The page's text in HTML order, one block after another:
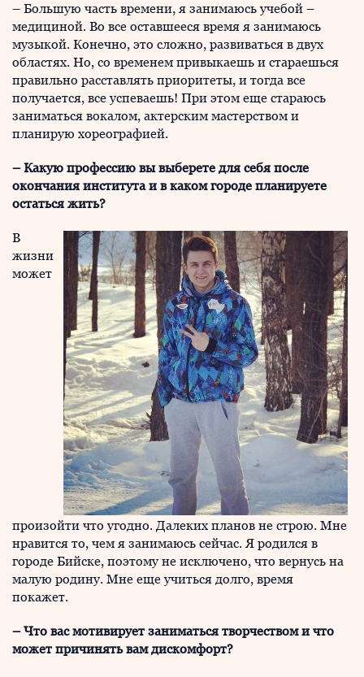
– Большую часть времени, я занимаюсь учебой –
медициной. Во все оставшееся время я занимаюсь
музыкой. Конечно, это сложно, развиваться в двух
областях. Но, со временем привыкаешь и стараешься
правильно расставлять приоритеты, и тогда все
получается, все успеваешь! При этом еще стараюсь
заниматься вокалом, актерским мастерством и
планирую хореографией.
– Какую профессию вы выберете для себя после
окончания института и в каком городе планируете
остаться жить?
В
жизни
может
произойти что угодно. Далеких планов не строю. Мне
нравится то, чем я занимаюсь сейчас. Я родился в
городе Бийске, поэтому не исключено, что вернусь на
малую родину. Мне еще учиться долго, время
покажет.
– Что вас мотивирует заниматься творчеством и что
может причинять вам дискомфорт?